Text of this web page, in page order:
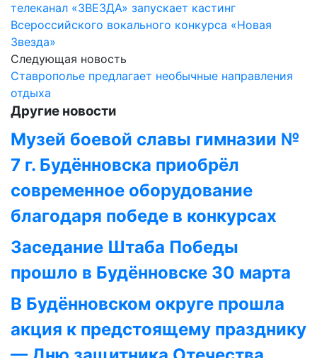
телеканал «ЗВЕЗДА» запускает кастинг
Всероссийского вокального конкурса «Новая
Звезда»
Следующая новость
Ставрополье предлагает необычные направления
отдыха
Другие новости
Музей боевой славы гимназии №
7 г. Будённовска приобрёл
современное оборудование
благодаря победе в конкурсах
Заседание Штаба Победы
прошло в Будённовске 30 марта
В Будённовском округе прошла
акция к предстоящему празднику